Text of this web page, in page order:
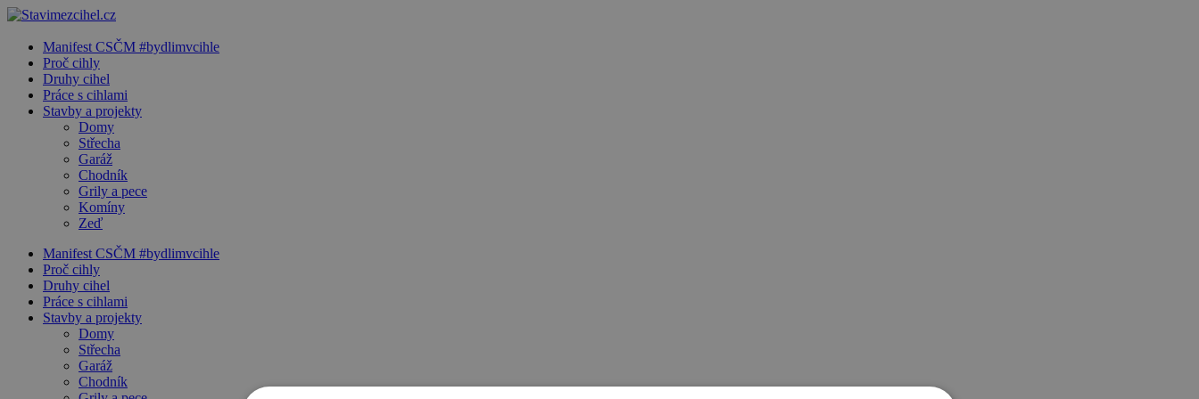
Manifest CSČM #bydlimvcihle
Proč cihly
Druhy cihel
Práce s cihlami
Stavby a projekty
Domy
Střecha
Garáž
Chodník
Grily a pece
Komíny
Zeď
Manifest CSČM #bydlimvcihle
Proč cihly
Druhy cihel
Práce s cihlami
Stavby a projekty
Domy
Střecha
Garáž
Chodník